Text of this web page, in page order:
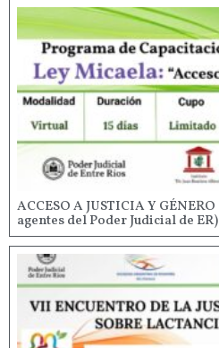
ACCESO A JUSTICIA Y
agentes del Poder Judicial de ER)